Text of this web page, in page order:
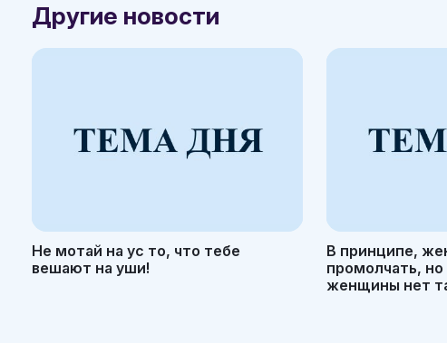
Другие новости
Не мотай на ус то, что тебе
вешают на уши!
В принципе,
промолчать,
женщины нет